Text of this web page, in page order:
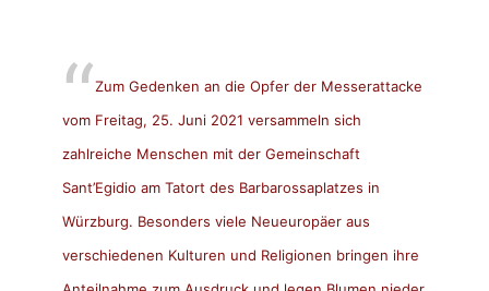
Zum Gedenken an die Opfer der Messerattacke
vom Freitag, 25. Juni 2021 versammeln sich
zahlreiche Menschen mit der Gemeinschaft
Sant’Egidio am Tatort des Barbarossaplatzes in
Würzburg. Besonders viele Neueuropäer aus
verschiedenen Kulturen und Religionen bringen ihre